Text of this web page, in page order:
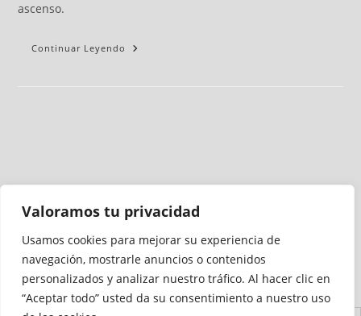
Valoramos tu privacidad
Usamos cookies para mejorar su experiencia de
navegación, mostrarle anuncios o contenidos
personalizados y analizar nuestro tráfico. Al hacer clic en
“Aceptar todo” usted da su consentimiento a nuestro uso
ascenso.
Continuar Leyendo
Medio auditado por